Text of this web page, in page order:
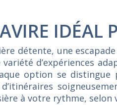
IDÉAL
détente, une
d’expériences
option se
à votre rythme, selon